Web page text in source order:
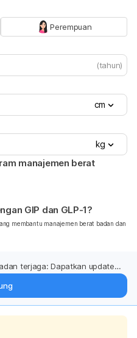
Perempuan
(tahun)
cm
kg
manajemen berat
GIP dan GLP-1?
membantu manajemen berat badan dan
terjaga: Dapatkan update